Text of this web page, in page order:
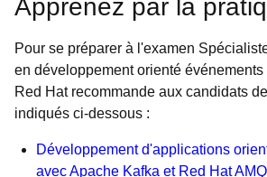
Apprenez par la
Pour se préparer à l'examen
en développement orienté événements
Red Hat recommande aux candidats
indiqués ci-dessous :
Développement d'applications
avec Apache Kafka et Red Hat